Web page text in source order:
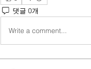
댓글 0개
Write a comment...